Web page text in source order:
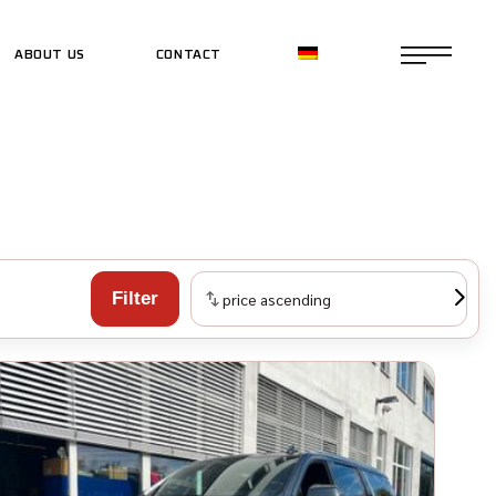
ABOUT US CONTACT
SHOP
Filter price ascending